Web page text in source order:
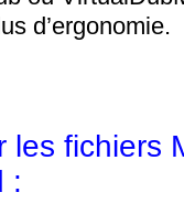
d’ergonomie.
les fichiers
: